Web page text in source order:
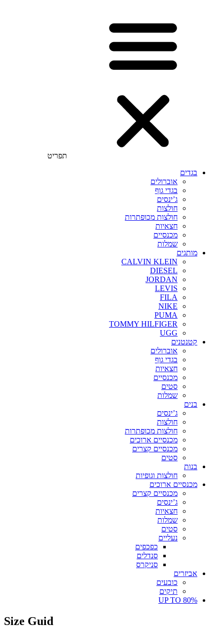
תפריט
בגדים
אוברולים
בגדי גוף
ג’ינסים
חולצות
חולצות מכופתרות
חצאיות
מכנסיים
שמלות
מותגים
CALVIN KLEIN
DIESEL
JORDAN
LEVIS
FILA
NIKE
PUMA
TOMMY HILFIGER
UGG
קטנטנים
אוברולים
בגדי גוף
חצאיות
מכנסיים
סטים
שמלות
בנים
ג’ינסים
חולצות
חולצות מכופתרות
מכנסיים ארוכים
מכנסיים קצרים
סטים
בנות
חולצות וגופיות
מכנסיים ארוכים
מכנסיים קצרים
ג’ינסים
חצאיות
שמלות
סטים
נעליים
כפכפים
סנדלים
סניקרס
אביזרים
כובעים
תיקים
UP TO 80%
Size Guid